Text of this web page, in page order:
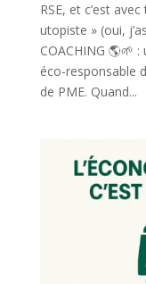
RSE, et c’est
utopiste » (oui,
COACHING 🌎🌱
éco-responsable
de PME. Quand...